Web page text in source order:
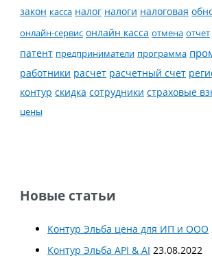
закон касса налог налоги налоговая
онлайн-сервис онлайн касса отмена отчет
патент предприниматели программа
работники расчет расчетный счет
контур скидка сотрудники страховые
цены
Новые статьи
Контур Эльба цена для ИП и ООО
Контур Эльба API & AI 23.08.2022